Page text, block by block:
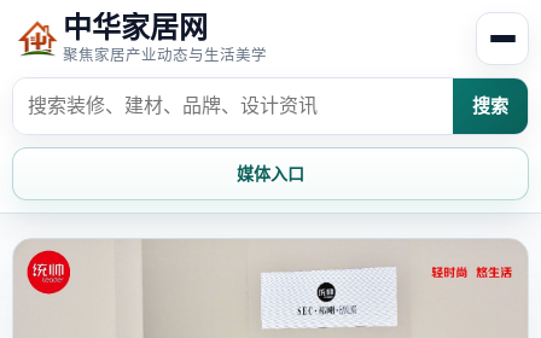
中华家居网
聚焦家居产业动态与生活美学
搜索
媒体入口
首页
家居欣赏